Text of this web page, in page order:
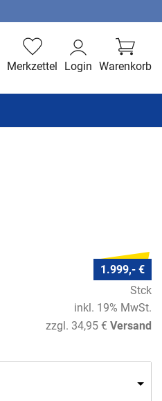
Warenkorb
Login
Merkzettel
1.999,- €
Stck
inkl. 19% MwSt.
zzgl. 34,95 € Versand